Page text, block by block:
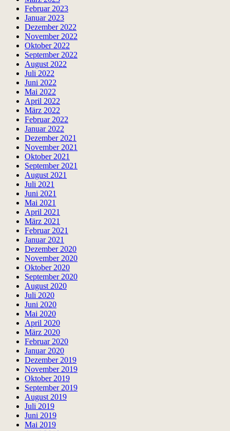
Februar 2023
Januar 2023
Dezember 2022
November 2022
Oktober 2022
September 2022
August 2022
Juli 2022
Juni 2022
Mai 2022
April 2022
März 2022
Februar 2022
Januar 2022
Dezember 2021
November 2021
Oktober 2021
September 2021
August 2021
Juli 2021
Juni 2021
Mai 2021
April 2021
März 2021
Februar 2021
Januar 2021
Dezember 2020
November 2020
Oktober 2020
September 2020
August 2020
Juli 2020
Juni 2020
Mai 2020
April 2020
März 2020
Februar 2020
Januar 2020
Dezember 2019
November 2019
Oktober 2019
September 2019
August 2019
Juli 2019
Juni 2019
Mai 2019